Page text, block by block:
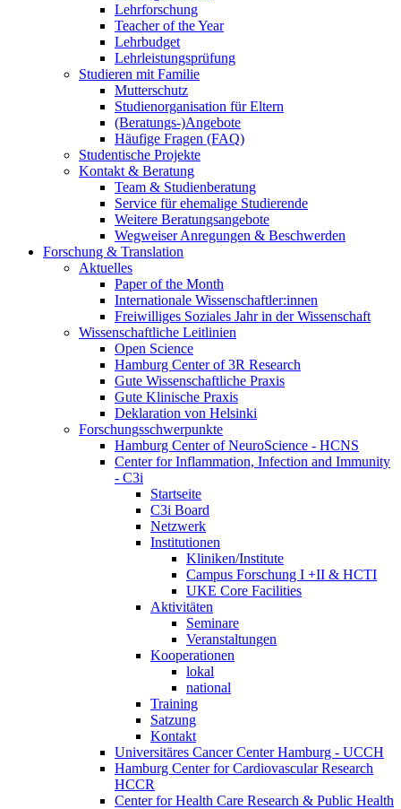
Lehrforschung
Teacher of the Year
Lehrbudget
Lehrleistungsprüfung
Studieren mit Familie
Mutterschutz
Studienorganisation für Eltern
(Beratungs-)Angebote
Häufige Fragen (FAQ)
Studentische Projekte
Kontakt & Beratung
Team & Studienberatung
Service für ehemalige Studierende
Weitere Beratungsangebote
Wegweiser Anregungen & Beschwerden
Forschung & Translation
Aktuelles
Paper of the Month
Internationale Wissenschaftler:innen
Freiwilliges Soziales Jahr in der Wissenschaft
Wissenschaftliche Leitlinien
Open Science
Hamburg Center of 3R Research
Gute Wissenschaftliche Praxis
Gute Klinische Praxis
Deklaration von Helsinki
Forschungsschwerpunkte
Hamburg Center of NeuroScience - HCNS
Center for Inflammation, Infection and Immunity
- C3i
Startseite
C3i Board
Netzwerk
Institutionen
Kliniken/Institute
Campus Forschung I +II & HCTI
UKE Core Facilities
Aktivitäten
Seminare
Veranstaltungen
Kooperationen
lokal
national
Training
Satzung
Kontakt
Universitäres Cancer Center Hamburg - UCCH
Hamburg Center for Cardiovascular Research
HCCR
Center for Health Care Research & Public Health